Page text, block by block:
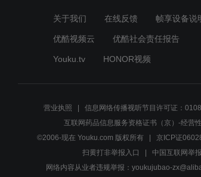
关于我们 在线反馈 帧享设备说
优酷视频云 优酷社会责任报告
Youku.tv HONOR视频
营业执照 信息网络传播视听节目许可证：
互联网药品信息服务资格证书（京）-经营
©2006-现在 Youku.com 版权所有
京ICP证
扫黄打非举报入口
中国互联网举
网络内容从业者违规举报：youkujubao-